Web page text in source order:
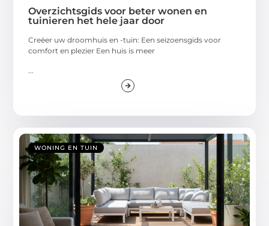
Overzichtsgids voor beter wonen en
tuinieren het hele jaar door
Creëer uw droomhuis en -tuin: Een seizoensgids voor
comfort en plezier Een huis is meer
WONING EN TUIN